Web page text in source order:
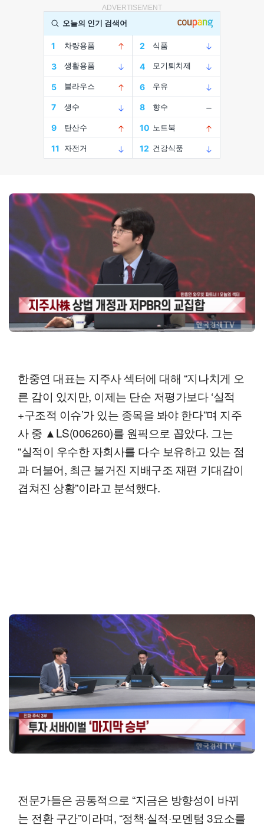
ADVERTISEMENT
한중연 대표는 지주사 섹터에 대해 “지나치게 오
른 감이 있지만, 이제는 단순 저평가보다 ‘실적
+구조적 이슈’가 있는 종목을 봐야 한다”며 지주
사 중 ▲LS(006260)를 원픽으로 꼽았다. 그는
“실적이 우수한 자회사를 다수 보유하고 있는 점
과 더불어, 최근 불거진 지배구조 재편 기대감이
겹쳐진 상황”이라고 분석했다.
전문가들은 공통적으로 “지금은 방향성이 바뀌
는 전환 구간”이라며, “정책·실적·모멘텀 3요소를